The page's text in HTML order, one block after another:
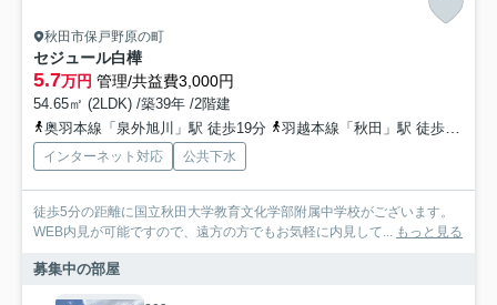
秋田市保戸野原の町
セジュール白樺
5.7万円 管理/共益費3,000円
54.65㎡ (2LDK) /築39年 /2階建
奥羽本線「泉外旭川」駅 徒歩19分
羽越本線「秋田」駅 徒歩32分
インターネット対応 公共下水
徒歩5分の距離に国立秋田大学教育文化学部附属中学校がございます。
WEB内見が可能ですので、遠方の方でもお気軽に内見して... もっと見る
募集中の部屋